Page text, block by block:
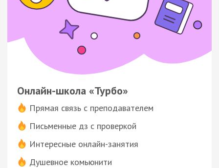
Онлайн-школа «Турбо»
Прямая связь с преподавателем
Письменные дз с проверкой
Интересные онлайн-занятия
Душевное комьюнити